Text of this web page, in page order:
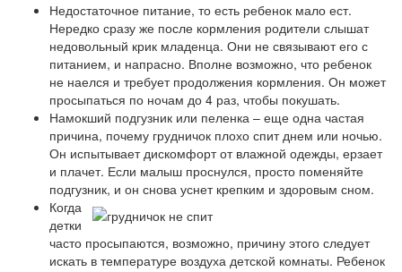
Недостаточное питание, то есть ребенок мало ест.
Нередко сразу же после кормления родители слышат
недовольный крик младенца. Они не связывают его с
питанием, и напрасно. Вполне возможно, что ребенок
не наелся и требует продолжения кормления. Он может
просыпаться по ночам до 4 раз, чтобы покушать.
Намокший подгузник или пеленка – еще одна частая
причина, почему грудничок плохо спит днем или ночью.
Он испытывает дискомфорт от влажной одежды, ерзает
и плачет. Если малыш проснулся, просто поменяйте
подгузник, и он снова уснет крепким и здоровым сном.
Когда
детки
часто просыпаются, возможно, причину этого следует
искать в температуре воздуха детской комнаты. Ребенок